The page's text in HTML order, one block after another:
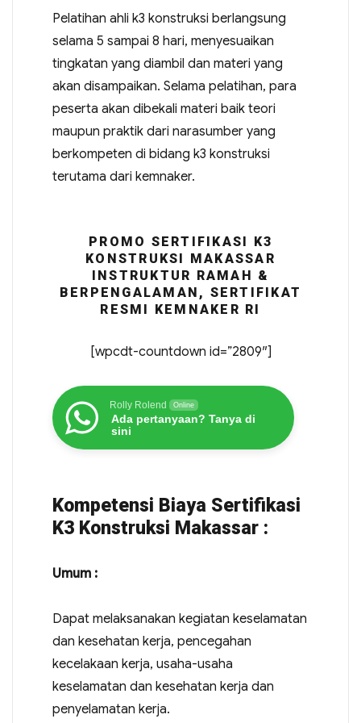
Pelatihan ahli k3 konstruksi berlangsung
selama 5 sampai 8 hari, menyesuaikan
tingkatan yang diambil dan materi yang
akan disampaikan. Selama pelatihan, para
peserta akan dibekali materi baik teori
maupun praktik dari narasumber yang
berkompeten di bidang k3 konstruksi
terutama dari kemnaker.
PROMO SERTIFIKASI K3
KONSTRUKSI MAKASSAR
INSTRUKTUR RAMAH &
BERPENGALAMAN, SERTIFIKAT
RESMI KEMNAKER RI
[wpcdt-countdown id=”2809″]
Rolly Rolend Online
Ada pertanyaan? Tanya di
sini
Kompetensi Biaya Sertifikasi
K3 Konstruksi Makassar :
Umum :
Dapat melaksanakan kegiatan keselamatan
dan kesehatan kerja, pencegahan
kecelakaan kerja, usaha-usaha
keselamatan dan kesehatan kerja dan
penyelamatan kerja.